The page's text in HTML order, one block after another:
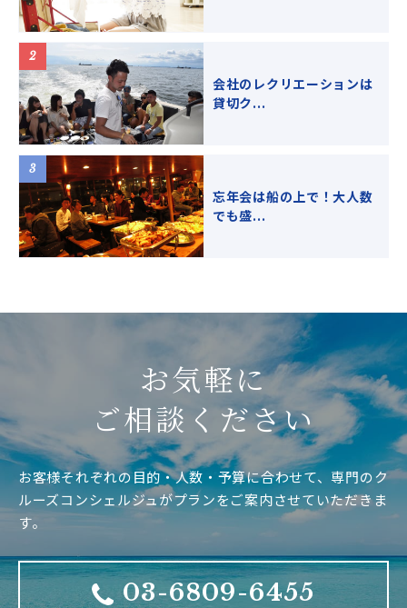
会社のレクリエーションは
貸切ク...
忘年会は船の上で！大人数
でも盛...
お気軽に
ご相談ください
お客様それぞれの目的・人数・予算に合わせて、専門のク
ルーズコンシェルジュがプランをご案内させていただきま
す。
03-6809-6455